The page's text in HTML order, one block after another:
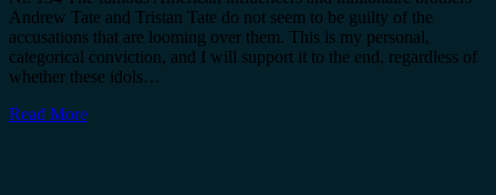
Andrew Tate and Tristan Tate do not seem to be guilty of the
accusations that are looming over them. This is my personal,
categorical conviction, and I will support it to the end, regardless of
whether these idols…
Read More